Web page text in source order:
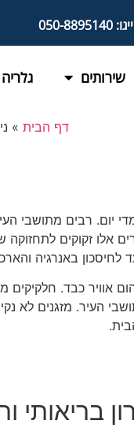
שירותים גלריה
דף הבית »
רבים מתושבי
אלו זקוקים לתחזוקה
לחיסכון באנרגיה
אוויר כבד. חלקיקים
העיר. מזגנים לא
בריאותי